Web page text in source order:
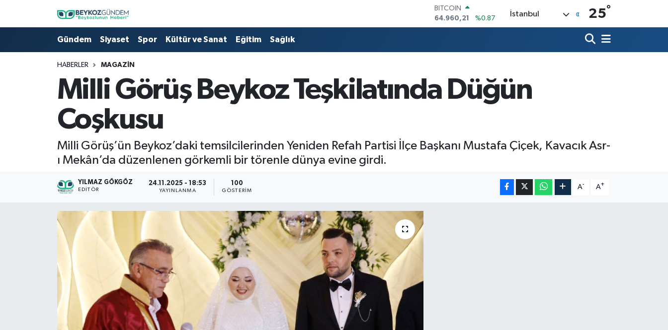
DOLAR
47,7436
%0.18
EURO
6648.99
%2.59
BİST100
13.779
%-14
İstanbul 25°
Gündem Siyaset Spor Kültür ve Sanat Eğitim Sağlık
HABERLER MAGAZIN
Milli Görüş Beykoz Teşkilatında Düğün
Coşkusu
Milli Görüş’ün Beykoz’daki temsilcilerinden Yeniden Refah Partisi İlçe Başkanı Mustafa Çiçek, Kavacık Asr-
ı Mekân’da düzenlenen görkemli bir törenle dünya evine girdi.
YILMAZ GÖKGÖZ
EDITÖR
24.11.2025 - 18:53
YAYINLANMA
100
GÖSTERIM
A- A+
Hava Durumu
Trafik Durumu
Süper Lig Puan Durumu ve Fikstür
Tüm Manşetler
Haber Arşivi